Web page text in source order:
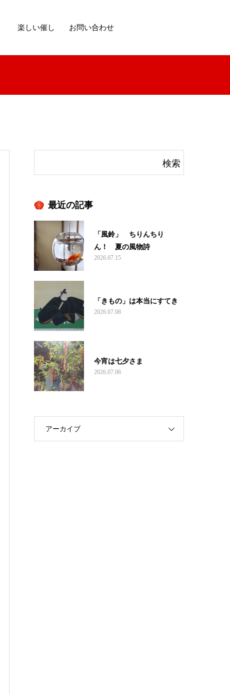
楽しい催し お問い合わせ
最近の記事
「風鈴」 ちりんちり
ん！ 夏の風物詩
2026.07.15
「きもの」は本当にすてき
2026.07.08
今宵は七夕さま
2026.07.06
アーカイブ